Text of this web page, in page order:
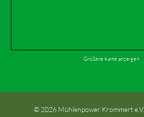
Größere Karte anzeigen
© 2026 Mühlenpower Krommert e.V.